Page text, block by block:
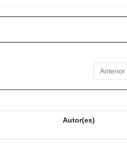
Anterior
Autor(es)